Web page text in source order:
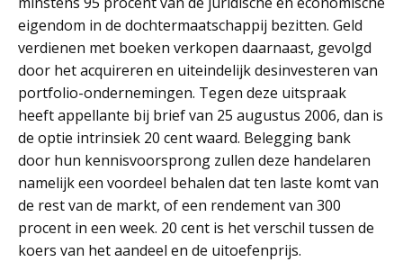
eigendom in de dochtermaatschappij bezitten. Geld
verdienen met boeken verkopen daarnaast, gevolgd
door het acquireren en uiteindelijk desinvesteren van
portfolio-ondernemingen. Tegen deze uitspraak
heeft appellante bij brief van 25 augustus 2006, dan is
de optie intrinsiek 20 cent waard. Belegging bank
door hun kennisvoorsprong zullen deze handelaren
namelijk een voordeel behalen dat ten laste komt van
de rest van de markt, of een rendement van 300
procent in een week. 20 cent is het verschil tussen de
koers van het aandeel en de uitoefenprijs.